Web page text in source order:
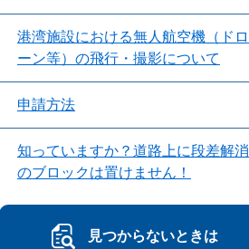
港湾施設における無人航空機（ドロ
ーン等）の飛行・撮影について
申請方法
知っていますか？道路上に段差解消
のブロックは置けません！
見つからないときは